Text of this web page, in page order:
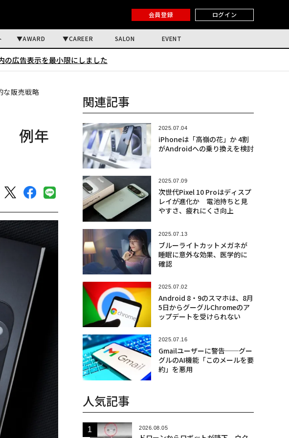
会員登録 ログイン
AWARD CAREER SALON EVENT
の広告表示を最小限にしました
な販売戦略
例年
関連記事
2025.07.04
iPhoneは「高嶺の花」か 4割
がAndroidへの乗り換えを検討
2025.07.09
次世代Pixel 10 Proはディスプ
レイが進化か 電池持ちと見
やすさ、疲れにくさ向上
2025.07.13
ブルーライトカットメガネが
睡眠に意外な効果、医学的に
確認
2025.07.02
Android 8・9のスマホは、8月
5日からグーグルChromeのア
ップデートを受けられない
2025.07.16
Gmailユーザーに警告──グー
グルのAI機能「このメールを要
約」を悪用
人気記事
2026.08.05